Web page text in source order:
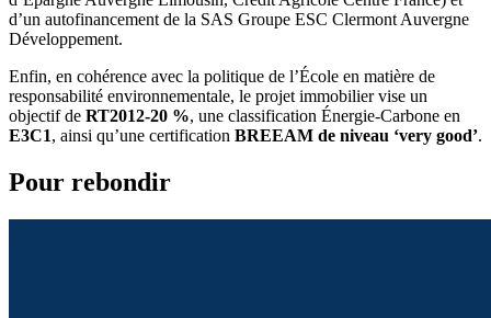
d’un autofinancement de la SAS Groupe ESC Clermont Auvergne
Développement.
Enfin, en cohérence avec la politique de l’École en matière de
responsabilité environnementale, le projet immobilier vise un
objectif de RT2012-20 %, une classification Énergie-Carbone en
E3C1, ainsi qu’une certification BREEAM de niveau ‘very good’.
Pour rebondir